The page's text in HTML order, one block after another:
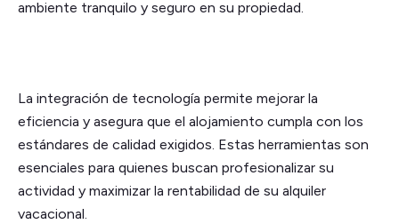
ambiente tranquilo y seguro en su propiedad.
La integración de tecnología permite mejorar la
eficiencia y asegura que el alojamiento cumpla con los
estándares de calidad exigidos. Estas herramientas son
esenciales para quienes buscan profesionalizar su
actividad y maximizar la rentabilidad de su alquiler
vacacional.